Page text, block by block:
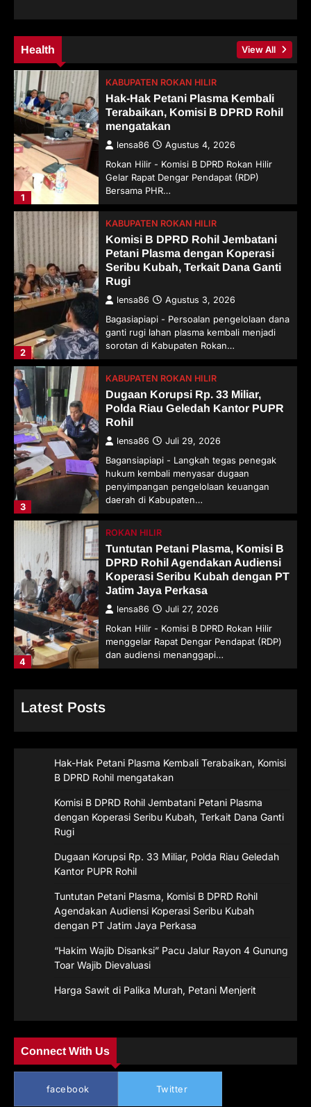
Health View All
1
KABUPATEN ROKAN HILIR
Hak-Hak Petani Plasma Kembali
Terabaikan, Komisi B DPRD Rohil
mengatakan
lensa86 Agustus 4, 2026
Rokan Hilir - Komisi B DPRD Rokan Hilir
Gelar Rapat Dengar Pendapat (RDP)
Bersama PHR…
2
KABUPATEN ROKAN HILIR
Komisi B DPRD Rohil Jembatani
Petani Plasma dengan Koperasi
Seribu Kubah, Terkait Dana Ganti
Rugi
lensa86 Agustus 3, 2026
Bagasiapiapi - Persoalan pengelolaan dana
ganti rugi lahan plasma kembali menjadi
sorotan di Kabupaten Rokan…
3
KABUPATEN ROKAN HILIR
Dugaan Korupsi Rp. 33 Miliar,
Polda Riau Geledah Kantor PUPR
Rohil
lensa86 Juli 29, 2026
Bagansiapiapi - Langkah tegas penegak
hukum kembali menyasar dugaan
penyimpangan pengelolaan keuangan
daerah di Kabupaten…
4
ROKAN HILIR
Tuntutan Petani Plasma, Komisi B
DPRD Rohil Agendakan Audiensi
Koperasi Seribu Kubah dengan PT
Jatim Jaya Perkasa
lensa86 Juli 27, 2026
Rokan Hilir - Komisi B DPRD Rokan Hilir
menggelar Rapat Dengar Pendapat (RDP)
dan audiensi menanggapi…
Latest Posts
Hak-Hak Petani Plasma Kembali Terabaikan, Komisi
B DPRD Rohil mengatakan
Komisi B DPRD Rohil Jembatani Petani Plasma
dengan Koperasi Seribu Kubah, Terkait Dana Ganti
Rugi
Dugaan Korupsi Rp. 33 Miliar, Polda Riau Geledah
Kantor PUPR Rohil
Tuntutan Petani Plasma, Komisi B DPRD Rohil
Agendakan Audiensi Koperasi Seribu Kubah
dengan PT Jatim Jaya Perkasa
“Hakim Wajib Disanksi” Pacu Jalur Rayon 4 Gunung
Toar Wajib Dievaluasi
Harga Sawit di Palika Murah, Petani Menjerit
Connect With Us
facebook Twitter